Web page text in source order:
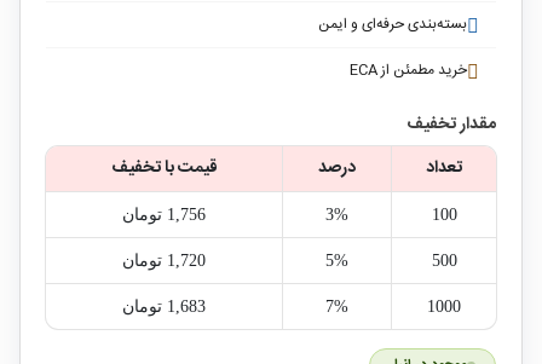
بسته‌بندی حرفه‌ای و ایمن
خرید مطمئن از ECA
مقدار تخفیف
تعداد
درصد قیمت با تخفیف
100
3% 1,756‎ تومان
500
5% 1,720‎ تومان
1000
7% 1,683‎ تومان